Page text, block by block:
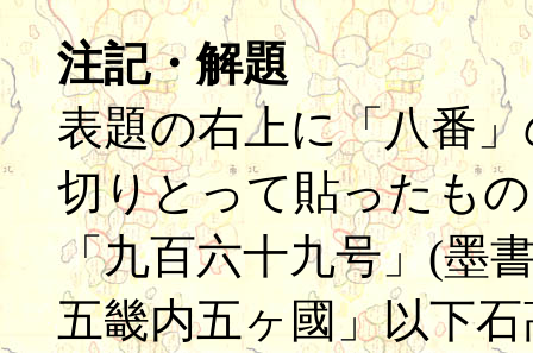
注記・解題
表題の右上に「八番
切りとって貼ったも
「九百六十九号」(墨
五畿内五ヶ國」以下